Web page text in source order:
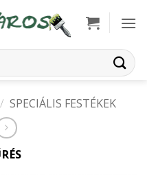
/ SPECIÁLIS FESTÉKEK